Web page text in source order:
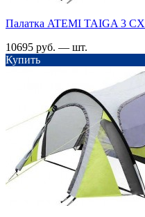
Палатка ATEMI TAIGA 3 СХ
10695 руб. — шт.
Купить